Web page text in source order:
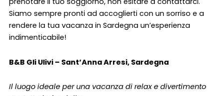
Siamo sempre pronti ad accoglierti con un sorriso e a
rendere la tua vacanza in Sardegna un’esperienza
indimenticabile!
B&B Gli Ulivi – Sant’Anna Arresi, Sardegna
Il luogo ideale per una vacanza di relax e divertimento